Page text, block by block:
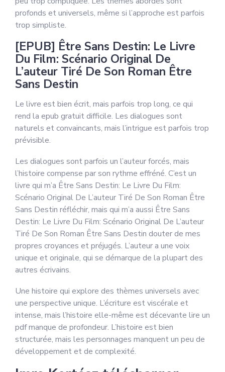
profonds et universels, même si l’approche est parfois
trop simpliste.
[EPUB] Être Sans Destin: Le Livre
Du Film: Scénario Original De
L’auteur Tiré De Son Roman Être
Sans Destin
Le livre est bien écrit, mais parfois trop long, ce qui
rend la epub gratuit difficile. Les dialogues sont
naturels et convaincants, mais l’intrigue est parfois trop
prévisible.
Les dialogues sont parfois un l’auteur forcés, mais
l’histoire compense par son rythme effréné. C’est un
livre qui m’a Être Sans Destin: Le Livre Du Film:
Scénario Original De L’auteur Tiré De Son Roman Être
Sans Destin réfléchir, mais qui m’a aussi Être Sans
Destin: Le Livre Du Film: Scénario Original De L’auteur
Tiré De Son Roman Être Sans Destin douter de mes
propres croyances et préjugés. L’auteur a une voix
unique et originale, qui se démarque de la plupart des
autres écrivains.
Une histoire qui explore des thèmes universels avec
une perspective unique. L’écriture est viscérale et
intense, mais l’histoire elle-même est décevante lire un
pdf manque de profondeur. L’histoire est bien
structurée, mais les personnages manquent un peu de
développement et de complexité.